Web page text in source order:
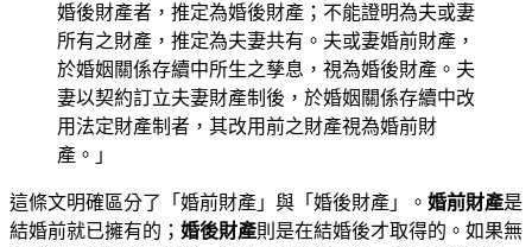
婚後財產者，推定為婚後財產；不能證明為夫或妻
所有之財產，推定為夫妻共有。夫或妻婚前財產，
於婚姻關係存續中所生之孳息，視為婚後財產。夫
妻以契約訂立夫妻財產制後，於婚姻關係存續中改
用法定財產制者，其改用前之財產視為婚前財
產。」
這條文明確區分了「婚前財產」與「婚後財產」。 婚前財產是
結婚前就已擁有的； 婚後財產則是在結婚後才取得的。如果無